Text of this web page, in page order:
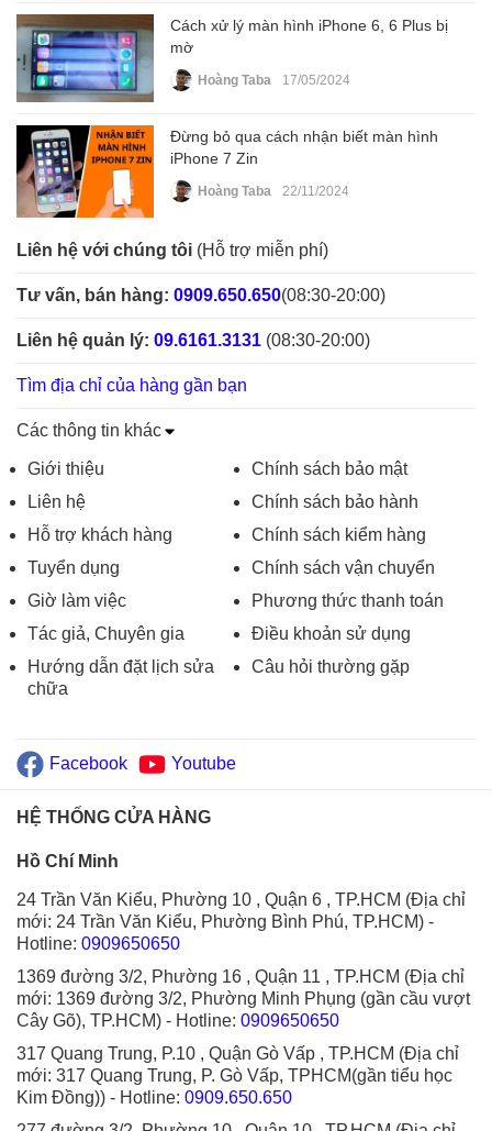
Cách xử lý màn hình iPhone 6, 6 Plus bị
mờ
Hoàng Taba 17/05/2024
Đừng bỏ qua cách nhận biết màn hình
iPhone 7 Zin
Hoàng Taba 22/11/2024
Liên hệ với chúng tôi (Hỗ trợ miễn phí)
Tư vấn, bán hàng: 0909.650.650(08:30-20:00)
Liên hệ quản lý: 09.6161.3131 (08:30-20:00)
Tìm địa chỉ của hàng gần bạn
Các thông tin khác
Giới thiệu
Liên hệ
Hỗ trợ khách hàng
Tuyển dụng
Giờ làm việc
Tác giả, Chuyên gia
Hướng dẫn đặt lịch sửa
chữa
Chính sách bảo mật
Chính sách bảo hành
Chính sách kiểm hàng
Chính sách vận chuyển
Phương thức thanh toán
Điều khoản sử dụng
Câu hỏi thường gặp
Facebook Youtube
HỆ THỐNG CỬA HÀNG
Hồ Chí Minh
24 Trần Văn Kiểu, Phường 10 , Quận 6 , TP.HCM (Địa chỉ
mới: 24 Trần Văn Kiểu, Phường Bình Phú, TP.HCM) -
Hotline: 0909650650
1369 đường 3/2, Phường 16 , Quận 11 , TP.HCM (Địa chỉ
mới: 1369 đường 3/2, Phường Minh Phụng (gần cầu vượt
Cây Gõ), TP.HCM) - Hotline: 0909650650
317 Quang Trung, P.10 , Quận Gò Vấp , TP.HCM (Địa chỉ
mới: 317 Quang Trung, P. Gò Vấp, TPHCM(gần tiểu học
Kim Đồng)) - Hotline: 0909.650.650